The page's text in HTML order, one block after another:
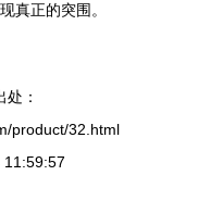
真正的突围。
：
product/32.html
11:59:57